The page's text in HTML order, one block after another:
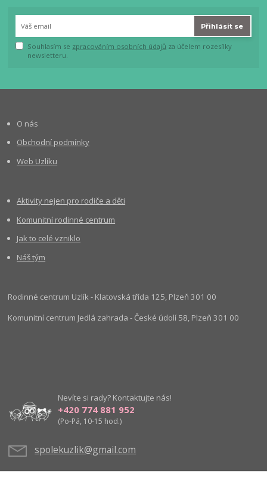
Přihlásit se
Souhlasím se zpracováním osobních údajů za účelem rozesílky
newsletteru.
O nás
Obchodní podmínky
Web Uzlíku
Aktivity nejen pro rodiče a děti
Komunitní rodinné centrum
Jak to celé vzniklo
Náš tým
Rodinné centrum Uzlík - Klatovská třída 125, Plzeň 301 00
Komunitní centrum Jedlá zahrada - České údolí 58, Plzeň 301 00
Nevíte si rady? Kontaktujte nás!
+420 774 881 952
(Po-Pá, 10-15 hod.)
spolekuzlik@gmail.com